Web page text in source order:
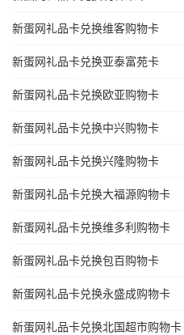
新蛋网礼品卡兑换维客购物卡
新蛋网礼品卡兑换亚泰富苑卡
新蛋网礼品卡兑换欧亚购物卡
新蛋网礼品卡兑换中兴购物卡
新蛋网礼品卡兑换兴隆购物卡
新蛋网礼品卡兑换大福源购物卡
新蛋网礼品卡兑换维多利购物卡
新蛋网礼品卡兑换包百购物卡
新蛋网礼品卡兑换永盛成购物卡
新蛋网礼品卡兑换北国超市购物卡